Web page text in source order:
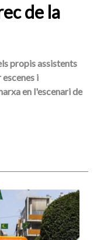
de la
propis assistents
i
en l'escenari de